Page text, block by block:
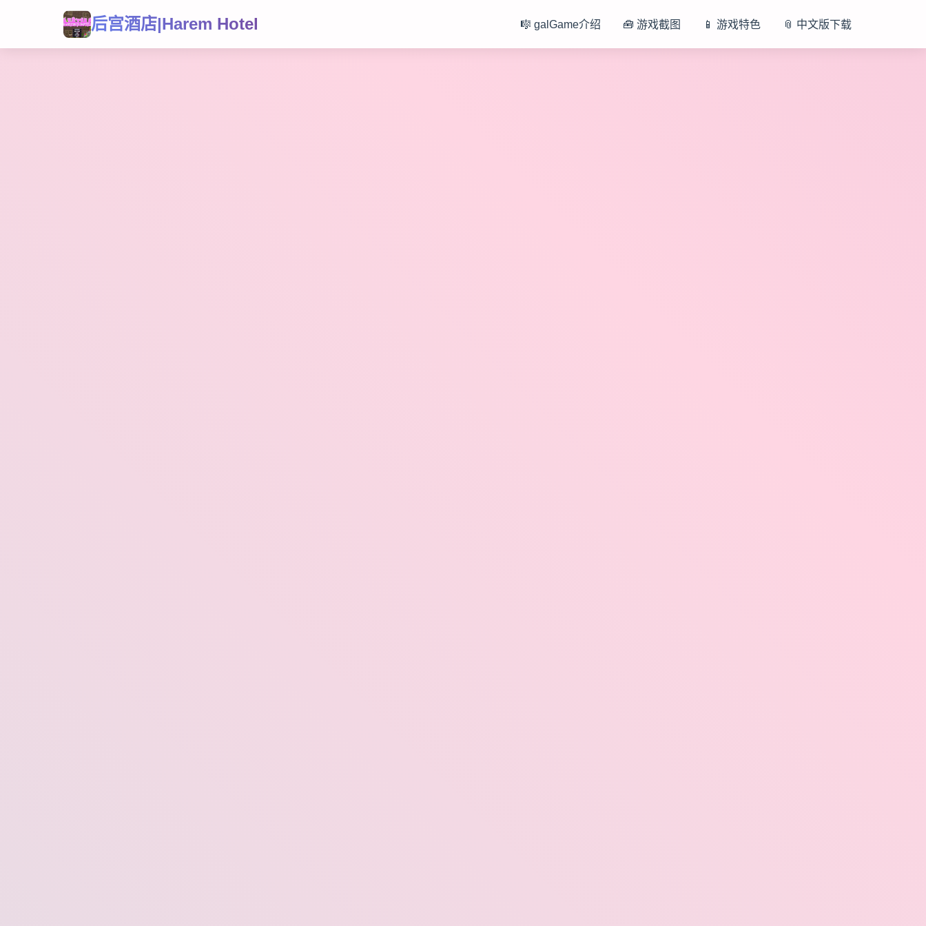
后宫酒店|Harem Hotel 🎼 galGame介绍 🧰 游戏截图 📱 游戏特色 📎 中文版下载